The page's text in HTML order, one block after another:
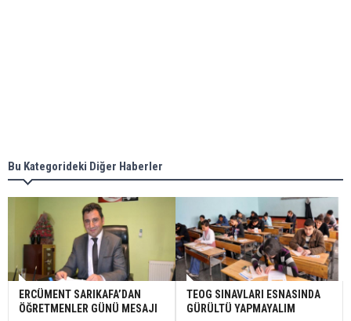
Bu Kategorideki Diğer Haberler
ERCÜMENT SARIKAFA’DAN
ÖĞRETMENLER GÜNÜ MESAJI
TEOG SINAVLARI ESNASINDA
GÜRÜLTÜ YAPMAYALIM